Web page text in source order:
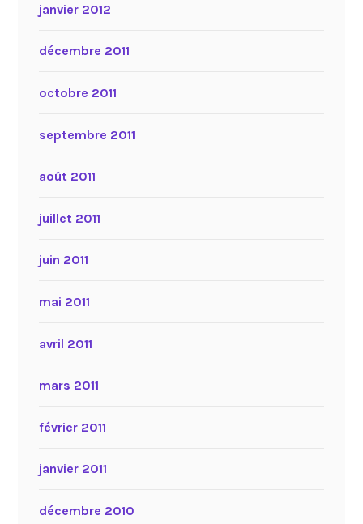
janvier 2012
décembre 2011
octobre 2011
septembre 2011
août 2011
juillet 2011
juin 2011
mai 2011
avril 2011
mars 2011
février 2011
janvier 2011
décembre 2010